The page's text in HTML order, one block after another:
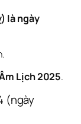
là ngày
Lịch 2025.
(ngày